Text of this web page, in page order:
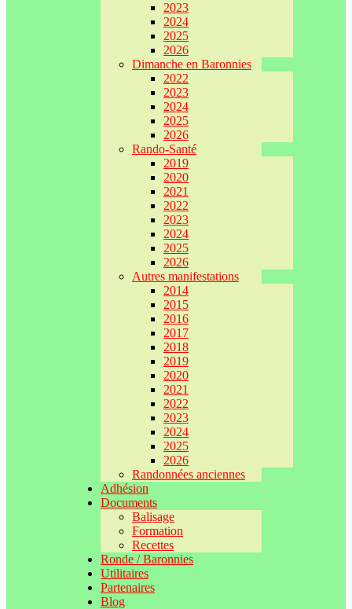
2023
2024
2025
2026
Dimanche en Baronnies
2022
2023
2024
2025
2026
Rando-Santé
2019
2020
2021
2022
2023
2024
2025
2026
Autres manifestations
2014
2015
2016
2017
2018
2019
2020
2021
2022
2023
2024
2025
2026
Randonnées anciennes
Adhésion
Documents
Balisage
Formation
Recettes
Ronde / Baronnies
Utilitaires
Partenaires
Blog